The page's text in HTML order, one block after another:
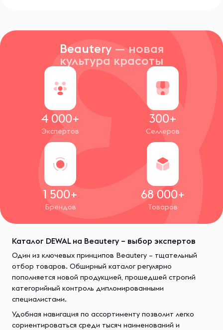
Beautery — новая
культура красоты
4 000+
Экспертов
300+
Селлеров
1 500+
Брендов
68 000+
Товаров
Каталог DEWAL на Beautery – выбор экспертов
Один из ключевых принципов Beautery – тщательный
отбор товаров. Обширный каталог регулярно
пополняется новой продукцией, прошедшей строгий
категорийный контроль дипломированными
специалистами.
Удобная навигация по ассортименту позволит легко
сориентироваться среди тысяч наименований и